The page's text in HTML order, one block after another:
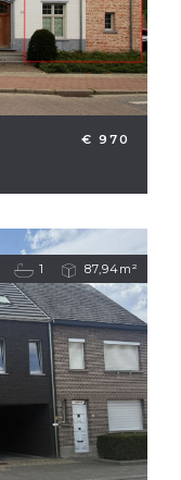
€ 970
1 87,94m²